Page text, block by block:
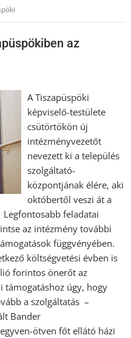
az
A Tiszapüspöki
képviselő-testülete
csütörtökön új
intézményvezetőt
nevezett ki a település
szolgáltató­
központjának élére, aki
októbertől veszi át a
feladatai
az intézmény további
függvényében.
költségvetési évben is
forintos önerőt az
úgy, hogy
a szolgáltatás –
Bander
ötven főt ellátó házi